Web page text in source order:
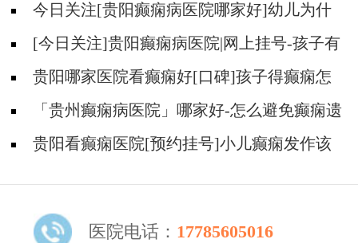
今日关注[贵阳癫痫病医院哪家好]幼儿为什
么会得癫痫？
[今日关注]贵阳癫痫病医院|网上挂号-孩子有
癫痫情绪失控怎么办？
贵阳哪家医院看癫痫好[口碑]孩子得癫痫怎
么办？「贵州癫痫病医院」哪家好-怎么避免癫痫遗
传给幼儿？
贵阳看癫痫医院[预约挂号]小儿癫痫发作该
医院电话： 17785605016